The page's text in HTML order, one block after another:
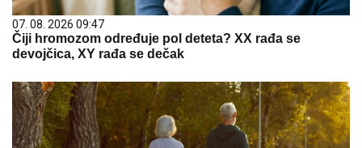
07. 08. 2026 09:47
Čiji hromozom određuje pol deteta? XX rađa se
devojčica, XY rađa se dečak